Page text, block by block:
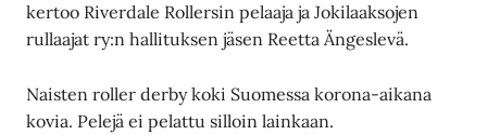
kertoo Riverdale Rollersin pelaaja ja Jokilaaksojen
rullaajat ry:n hallituksen jäsen Reetta Ängeslevä.
Naisten roller derby koki Suomessa korona-aikana
kovia. Pelejä ei pelattu silloin lainkaan.